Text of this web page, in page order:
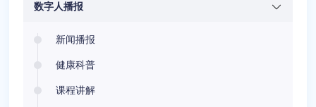
数字人播报
新闻播报
健康科普
课程讲解